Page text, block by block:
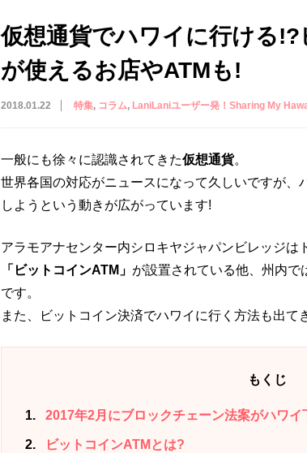
仮想通貨でハワイに行ける
が使えるお店やATMも!
2018.01.22 特集 コラム LaniLaniユーザー発！Sharing My
一般にも徐々に認識されてきた仮想通貨。
世界各国の対応がニュースになって久しいですが、
しようという動きが広がっています!
アラモアナセンター内シロキヤジャパンビレッジは
「ビットコインATM」 が設置されている他、州内
です。
また、ビットコイン決済でハワイに行く方法も出て
もくじ
1 2017年2月にブロックチェーン法案がハワイ
2 ビットコインATMとは?